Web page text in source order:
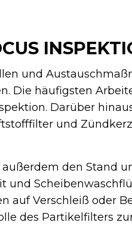
und
Die häufigsten
Darüber
und
den Stand
und
auf Verschleiß oder
des Partikelfilters